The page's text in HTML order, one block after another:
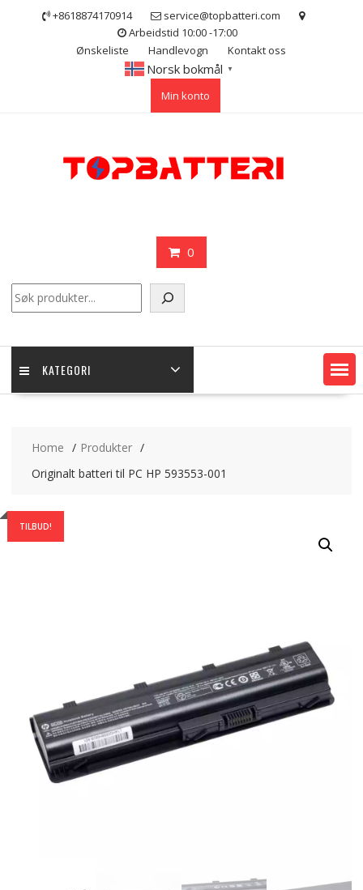
+8618874170914
service@topbatteri.com
Arbeidstid 10:00 -17:00
Ønskeliste
Handlevogn Kontakt oss
Norsk bokmål ▼
Min konto
0
KATEGORI
Home
Produkter
Originalt batteri til PC HP 593553-001
TILBUD!